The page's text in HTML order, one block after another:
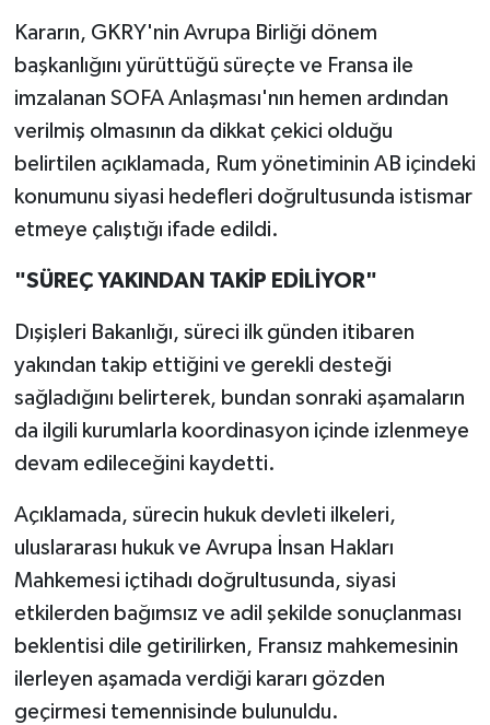
Kararın, GKRY'nin Avrupa Birliği dönem
başkanlığını yürüttüğü süreçte ve Fransa ile
imzalanan SOFA Anlaşması'nın hemen ardından
verilmiş olmasının da dikkat çekici olduğu
belirtilen açıklamada, Rum yönetiminin AB içindeki
konumunu siyasi hedefleri doğrultusunda istismar
etmeye çalıştığı ifade edildi.
"SÜREÇ YAKINDAN TAKİP EDİLİYOR"
Dışişleri Bakanlığı, süreci ilk günden itibaren
yakından takip ettiğini ve gerekli desteği
sağladığını belirterek, bundan sonraki aşamaların
da ilgili kurumlarla koordinasyon içinde izlenmeye
devam edileceğini kaydetti.
Açıklamada, sürecin hukuk devleti ilkeleri,
uluslararası hukuk ve Avrupa İnsan Hakları
Mahkemesi içtihadı doğrultusunda, siyasi
etkilerden bağımsız ve adil şekilde sonuçlanması
beklentisi dile getirilirken, Fransız mahkemesinin
ilerleyen aşamada verdiği kararı gözden
geçirmesi temennisinde bulunuldu.